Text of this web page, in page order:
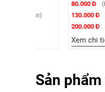
(Hàng Thun
130.000 Đ (Hàng Thun
(Hàng Mè
Xem chi tiết
Sản